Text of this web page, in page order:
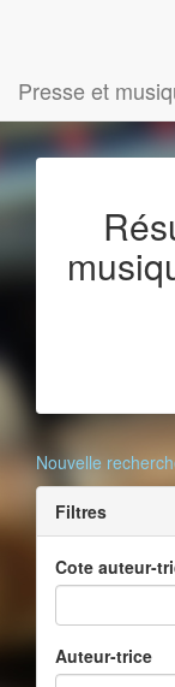
Presse et
Nouvelle
Filtres
Cote auteur-
Auteur-trice